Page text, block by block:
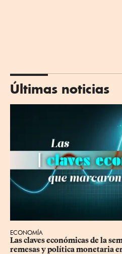
Últimas noticias
ECONOMÍA
Las claves económicas de la
remesas y política monetaria